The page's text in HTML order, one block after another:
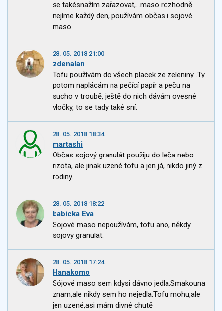
se takésnažím zařazovat,...maso rozhodně
nejíme každý den, používám občas i sojové
maso
28. 05. 2018 21:00
zdenalan
Tofu používám do všech placek ze zeleniny .Ty
potom naplácám na pečící papír a peču na
sucho v troubě, ještě do nich dávám ovesné
vločky, to se tady také sní.
28. 05. 2018 18:34
martashi
Občas sojový granulát použiju do leča nebo
rizota, ale jinak uzené tofu a jen já, nikdo jiný z
rodiny.
28. 05. 2018 18:22
babicka Eva
Sojové maso nepoužívám, tofu ano, někdy
sojový granulát.
28. 05. 2018 17:24
Hanakomo
Sójové maso sem kdysi dávno jedla.Smakouna
znam,ale nikdy sem ho nejedla.Tofu mohu,ale
jen uzené,asi mám divné chutě